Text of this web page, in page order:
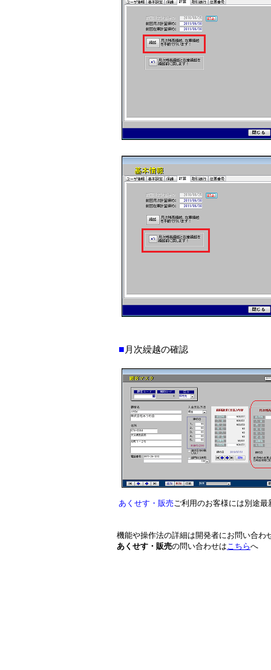
■ 月次繰越の確認
あくせす・販売ご利用のお客様には別途
機能や操作法の詳細は開発者にお問い合わ
あくせす・販売の問い合わせはこちらへ